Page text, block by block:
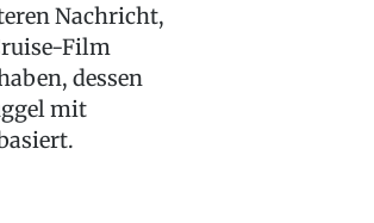
Nachricht,
Film
dessen
mit